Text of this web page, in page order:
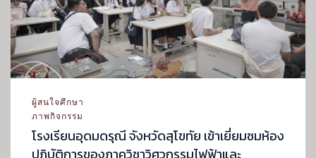
ผู้สนใจศึกษา
ภาพกิจกรรม
โรงเรียนอุดมดรุณี จังหวัดสุโขทัย เข้าเยี่ยมชมห้อง
ปฏิบัติการของภาควิชาวิศวกรรมไฟฟ้าและ